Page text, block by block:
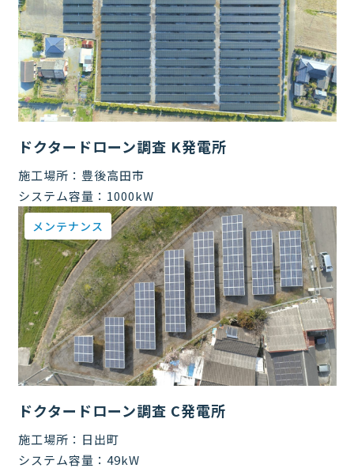
ドクタードローン調査 K発電所
施工場所： 豊後高田市
システム容量： 1000kW
メンテナンス
ドクタードローン調査 C発電所
施工場所： 日出町
システム容量： 49kW